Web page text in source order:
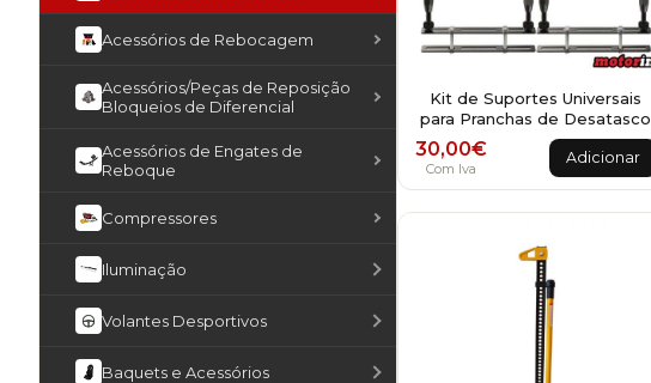
Acessórios de Rebocagem
Acessórios/Peças de Reposição
Bloqueios de Diferencial
Acessórios de Engates de
Reboque
Compressores
Iluminação
Volantes Desportivos
Baquets e Acessórios
Kit de Suportes Universais
para Pranchas de Desatasco
30,00€
Com Iva
Adicionar